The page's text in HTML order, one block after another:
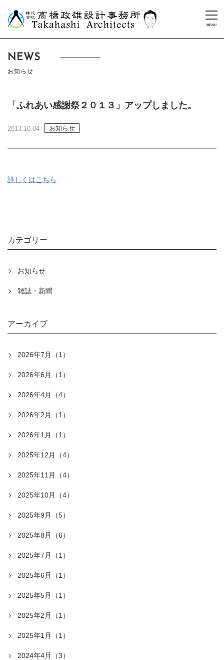
NEWS
お知らせ
「ふれあい感謝祭２０１３」アップしました。
2013.10.04 お知らせ
詳しくはこちら
カテゴリー
お知らせ
雑誌・新聞
アーカイブ
2026年7月（1）
2026年6月（1）
2026年4月（4）
2026年2月（1）
2026年1月（1）
2025年12月（4）
2025年11月（4）
2025年10月（4）
2025年9月（5）
2025年8月（6）
2025年7月（1）
2025年6月（1）
2025年5月（1）
2025年2月（1）
2025年1月（1）
2024年4月（3）